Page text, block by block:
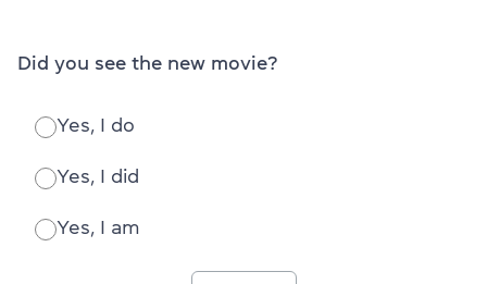
Did you see the new movie?
Yes, I do
Yes, I did
Yes, I am